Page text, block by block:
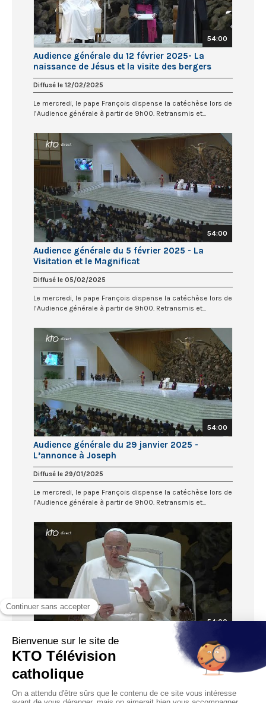
54:00
Audience générale du 12 février 2025- La
naissance de Jésus et la visite des bergers
Diffusé le 12/02/2025
Le mercredi, le pape François dispense la catéchèse lors de
l’Audience générale à partir de 9h00. Retransmis et...
54:00
Audience générale du 5 février 2025 - La
Visitation et le Magnificat
Diffusé le 05/02/2025
Le mercredi, le pape François dispense la catéchèse lors de
l’Audience générale à partir de 9h00. Retransmis et...
54:00
Audience générale du 29 janvier 2025 -
L’annonce à Joseph
Diffusé le 29/01/2025
Le mercredi, le pape François dispense la catéchèse lors de
l’Audience générale à partir de 9h00. Retransmis et...
54:00
Audience générale du 22 janvier 2025 -
L’annonce à Marie. L’écoute et la disponibilité
Diffusé le 22/01/2025
l’Audience générale à partir de 9h00. Retransmis et...